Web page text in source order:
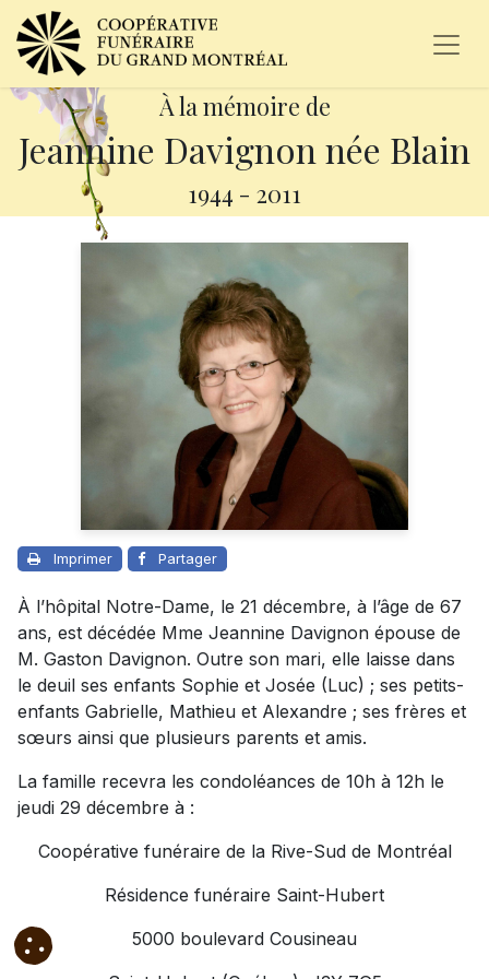
À la mémoire de
Jeannine Davignon née Blain
1944 - 2011
Imprimer Partager
À l’hôpital Notre-Dame, le 21 décembre, à l’âge de 67
ans, est décédée Mme Jeannine Davignon épouse de
M. Gaston Davignon. Outre son mari, elle laisse dans
le deuil ses enfants Sophie et Josée (Luc) ; ses petits-
enfants Gabrielle, Mathieu et Alexandre ; ses frères et
sœurs ainsi que plusieurs parents et amis.
La famille recevra les condoléances de 10h à 12h le
jeudi 29 décembre à :
Coopérative funéraire de la Rive-Sud de Montréal
Résidence funéraire Saint-Hubert
5000 boulevard Cousineau